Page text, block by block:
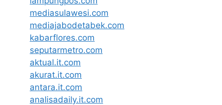
mediasulawesi.com
mediajabodetabek.com
kabarflores.com
seputarmetro.com
aktual.it.com
akurat.it.com
antara.it.com
analisadaily.it.com